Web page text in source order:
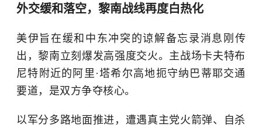
外交缓和落空，黎南战线再度白热化
美伊旨在缓和中东冲突的谅解备忘录消息刚传
出，黎南立刻爆发高强度交火。主战场卡夫特布
尼特附近的阿里·塔希尔高地扼守纳巴蒂耶交通
要道，是双方争夺核心。
以军分多路地面推进，遭遇真主党火箭弹、自杀